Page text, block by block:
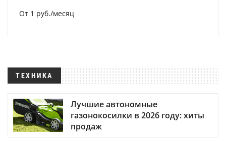
От 1 руб./месяц
ТЕХНИКА
Лучшие автономные
газонокосилки в 2026 году: хиты
продаж